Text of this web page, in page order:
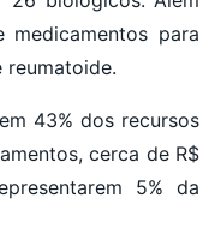
medicamentos para
reumatoide.
43% dos recursos
cerca de R$
5% da